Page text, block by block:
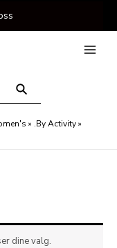
» .By Activity»
dine valg.